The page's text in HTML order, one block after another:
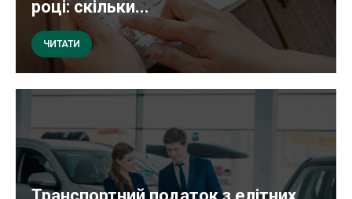
році: скільки...
ЧИТАТИ